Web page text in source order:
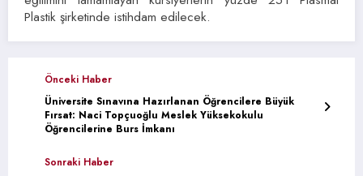
Plastik şirketinde istihdam edilecek.
Önceki Haber
Üniversite Sınavına Hazırlanan Öğrencilere Büyük
Fırsat: Naci Topçuoğlu Meslek Yüksekokulu
Öğrencilerine Burs İmkanı
Sonraki Haber